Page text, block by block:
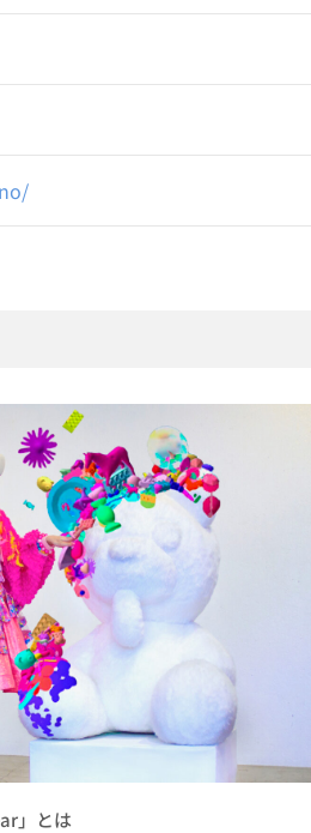
」とは